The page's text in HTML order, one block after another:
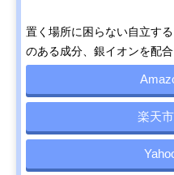
置く場所に困らない自立す
のある成分、銀イオンを配合
楽天